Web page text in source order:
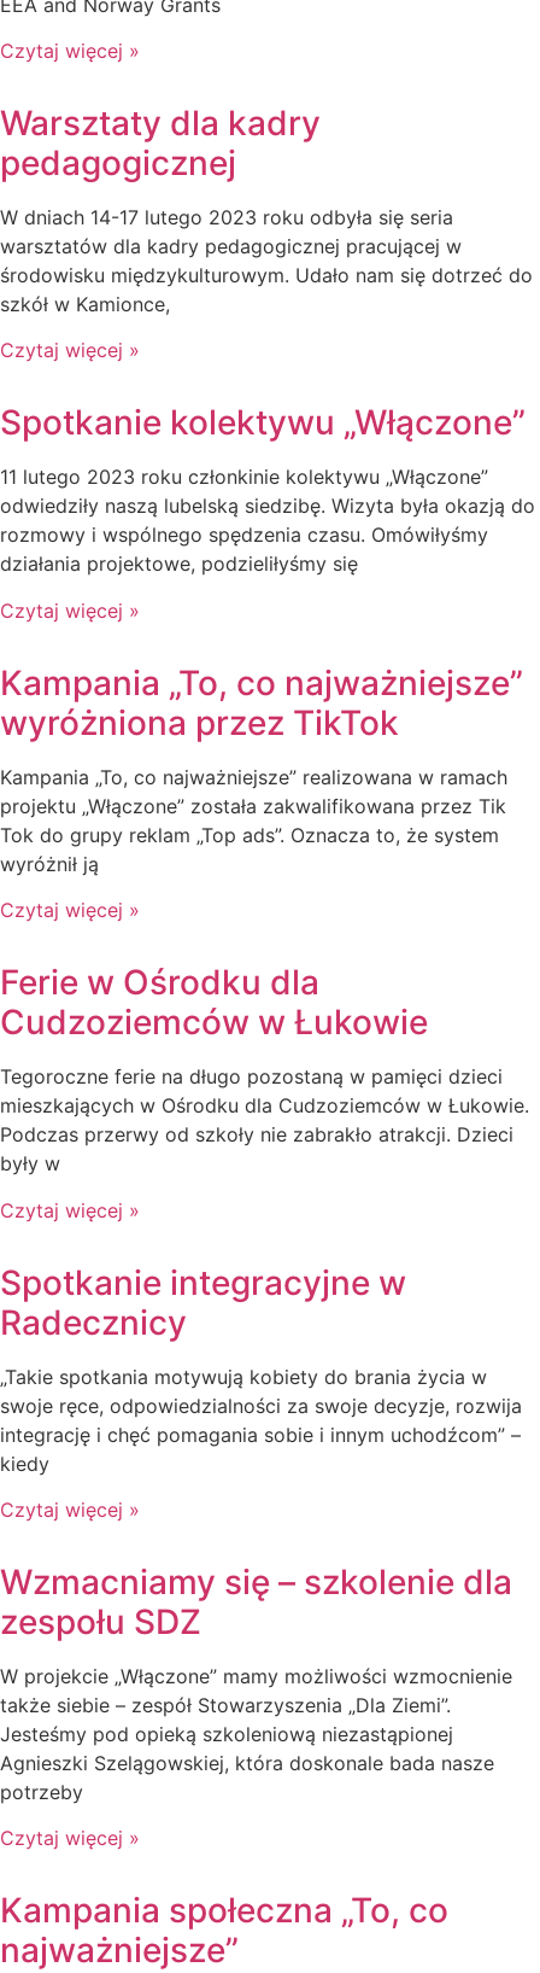
Czytaj więcej »
Warsztaty dla kadry
pedagogicznej
W dniach 14-17 lutego 2023 roku odbyła się seria
warsztatów dla kadry pedagogicznej pracującej w
środowisku międzykulturowym. Udało nam się dotrzeć do
szkół w Kamionce,
Czytaj więcej »
Spotkanie kolektywu „Włączone”
11 lutego 2023 roku członkinie kolektywu „Włączone”
odwiedziły naszą lubelską siedzibę. Wizyta była okazją do
rozmowy i wspólnego spędzenia czasu. Omówiłyśmy
działania projektowe, podzieliłyśmy się
Czytaj więcej »
Kampania „To, co najważniejsze”
wyróżniona przez TikTok
Kampania „To, co najważniejsze” realizowana w ramach
projektu „Włączone” została zakwalifikowana przez Tik
Tok do grupy reklam „Top ads”. Oznacza to, że system
wyróżnił ją
Czytaj więcej »
Ferie w Ośrodku dla
Cudzoziemców w Łukowie
Tegoroczne ferie na długo pozostaną w pamięci dzieci
mieszkających w Ośrodku dla Cudzoziemców w Łukowie.
Podczas przerwy od szkoły nie zabrakło atrakcji. Dzieci
były w
Czytaj więcej »
Spotkanie integracyjne w
Radecznicy
„Takie spotkania motywują kobiety do brania życia w
swoje ręce, odpowiedzialności za swoje decyzje, rozwija
integrację i chęć pomagania sobie i innym uchodźcom” –
kiedy
Czytaj więcej »
Wzmacniamy się – szkolenie dla
zespołu SDZ
W projekcie „Włączone” mamy możliwości wzmocnienie
także siebie – zespół Stowarzyszenia „Dla Ziemi”.
Jesteśmy pod opieką szkoleniową niezastąpionej
Agnieszki Szelągowskiej, która doskonale bada nasze
potrzeby
Czytaj więcej »
Kampania społeczna „To, co
najważniejsze”